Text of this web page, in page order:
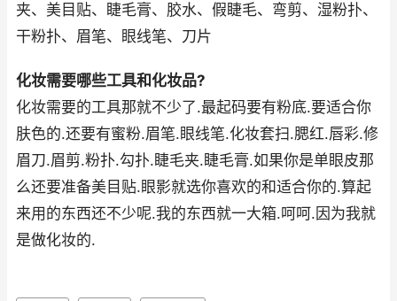
夹、美目贴、睫毛膏、胶水、假睫毛、弯剪、湿粉扑、
干粉扑、眉笔、眼线笔、刀片
化妆需要哪些工具和化妆品?
化妆需要的工具那就不少了.最起码要有粉底.要适合你
肤色的.还要有蜜粉.眉笔.眼线笔.化妆套扫.腮红.唇彩.修
眉刀.眉剪.粉扑.勾扑.睫毛夹.睫毛膏.如果你是单眼皮那
么还要准备美目贴.眼影就选你喜欢的和适合你的.算起
来用的东西还不少呢.我的东西就一大箱.呵呵.因为我就
是做化妆的.